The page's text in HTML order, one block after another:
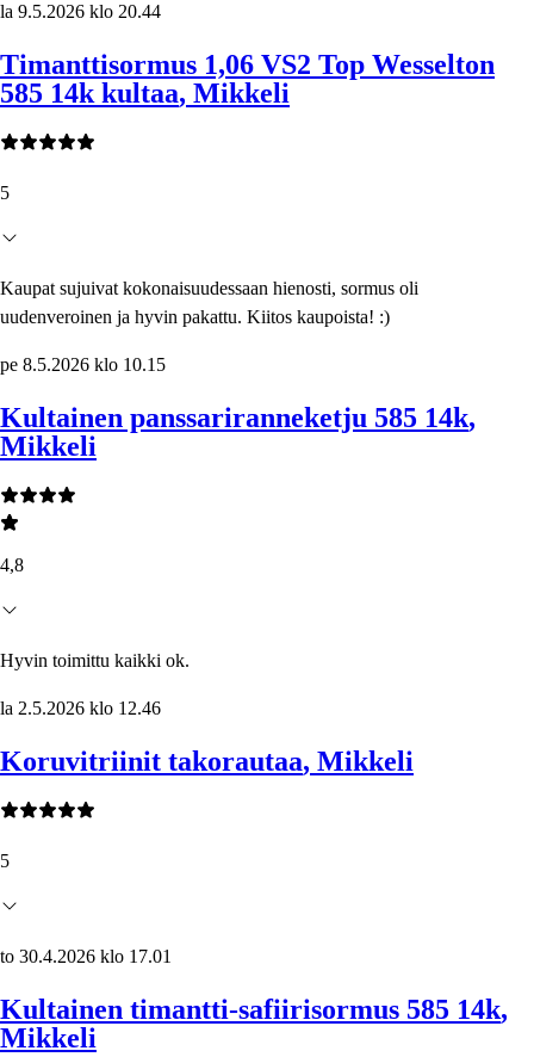
la 9.5.2026 klo 20.44
Timanttisormus 1,06 VS2 Top Wesselton
585 14k kultaa, Mikkeli
5
Kaupat sujuivat kokonaisuudessaan hienosti, sormus oli
uudenveroinen ja hyvin pakattu. Kiitos kaupoista! :)
pe 8.5.2026 klo 10.15
Kultainen panssariranneketju 585 14k,
Mikkeli
4,8
Hyvin toimittu kaikki ok.
la 2.5.2026 klo 12.46
Koruvitriinit takorautaa, Mikkeli
5
to 30.4.2026 klo 17.01
Kultainen timantti-safiirisormus 585 14k,
Mikkeli